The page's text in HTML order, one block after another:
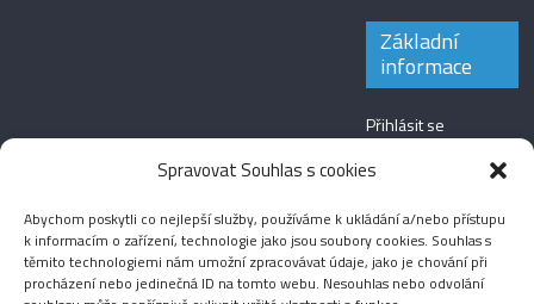
Spravovat Souhlas s cookies
Abychom poskytli co nejlepší služby, používáme k ukládání a/nebo přístupu
k informacím o zařízení, technologie jako jsou soubory cookies. Souhlas s
těmito technologiemi nám umožní zpracovávat údaje, jako je chování při
procházení nebo jedinečná ID na tomto webu. Nesouhlas nebo odvolání
Základní
informace
Přihlásit se
Zdroj kanálů
Kanál komentářů
Česká lokalizace